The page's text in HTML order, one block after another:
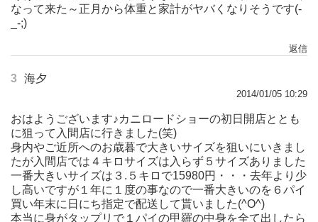
なって来た～正月から体重と家計がヤバくなりそうです(-
_-;)
返信
3 海夕
2014/01/05 10:29
おはようございます♪カニロードショーの初日開店ととも
に狙って入間店に行きました(笑)
身内やご近所へのお歳暮で大きいサイズを狙いにいきまし
たが入間店では４キロサイズは入らず５サイズありました
一番大きいサイズは３.５キロで15980円・・・去年より少
し高いですが１年に１度の事なので一番大きいのを６パイ
買い年末に日にち指定で配送して貰いました(^O^)
本当に身がタップリで１パイの甲羅の中身を全て出したら